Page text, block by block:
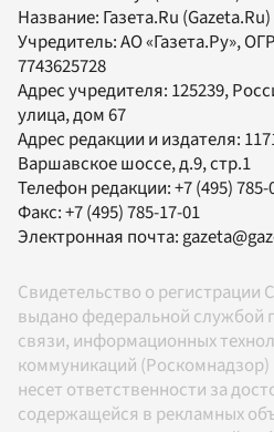
Название: Газета.Ru (Gazeta.Ru)
Учредитель:АО «Газета.Ру»,
7743625728
Адрес учредителя: 125239,
улица, дом 67
Адрес редакции и издателя:
Варшавское шоссе, д.9, стр.1
Телефон редакции:+7 (495)
Факс:+7 (495) 785-17-01
Электронная почта:
Свидетельство о
выдано федеральной службой
связи, информационных
коммуникаций (Роскомнадзор)
несет ответственности за
содержащейся в рекламных